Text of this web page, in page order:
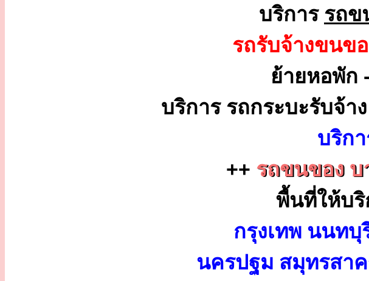
บริการ รถข
รถรับจ้างขนข
ย้ายหอพัก
บริการ รถกระบะรับจ้า
บริก
++ รถขนของ บ
พื้นที่ให้บริ
กรุงเทพ นนท
นครปฐม สมุทรสา